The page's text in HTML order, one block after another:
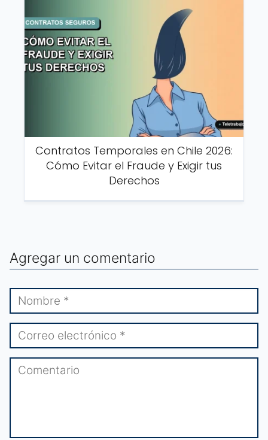
Contratos Temporales en Chile 2026:
Cómo Evitar el Fraude y Exigir tus
Derechos
Agregar un comentario